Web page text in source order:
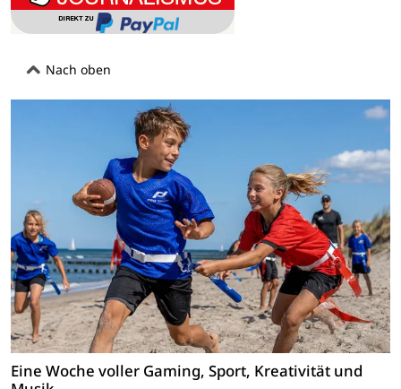
Nach oben
Eine Woche voller Gaming, Sport, Kreativität und